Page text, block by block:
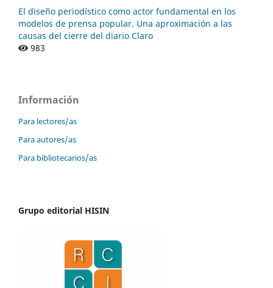
El diseño periodístico como actor fundamental en los
modelos de prensa popular. Una aproximación a las
causas del cierre del diario Claro
983
Información
Para lectores/as
Para autores/as
Para bibliotecarios/as
Grupo editorial HISIN